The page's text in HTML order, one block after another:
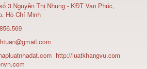
3 Nguyễn Thị Nhung - KĐT Vạn Phúc,
Hồ Chí Minh
http://luatkhangvu.com